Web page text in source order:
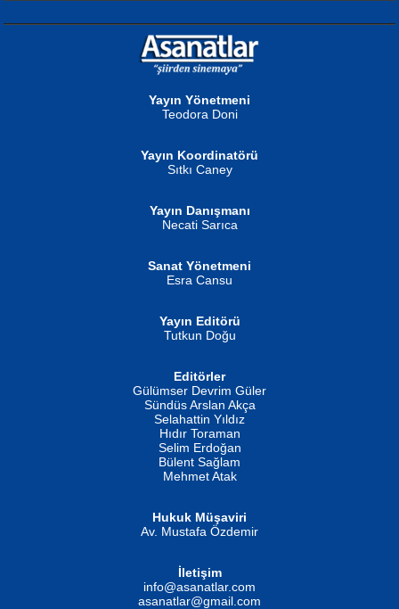
NURAN KÖSE BAYDAR
İSMAİL OKUTAN
Erkeklerin Kahrolması Ne Demektir
Ben Deniz Değilim ki...
Evvel Zaman Tanrıçası...
Yayın Yönetmeni
Teodora Doni
Yayın Koordinatörü
Sıtkı Caney
Yayın Danışmanı
Necati Sarıca
Sanat Yönetmeni
Esra Cansu
Yayın Editörü
Tutkun Doğu
Editörler
Gülümser Devrim Güler
Sündüs Arslan Akça
Selahattin Yıldız
Hıdır Toraman
Selim Erdoğan
Bülent Sağlam
Mehmet Atak
Hukuk Müşaviri
Av. Mustafa Özdemir
İletişim
info@asanatlar.com
asanatlar@gmail.com